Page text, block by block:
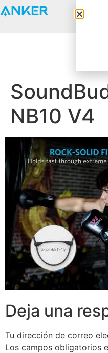
NB10 V4
Deja una
Tu dirección de correo
Los campos obligatorios